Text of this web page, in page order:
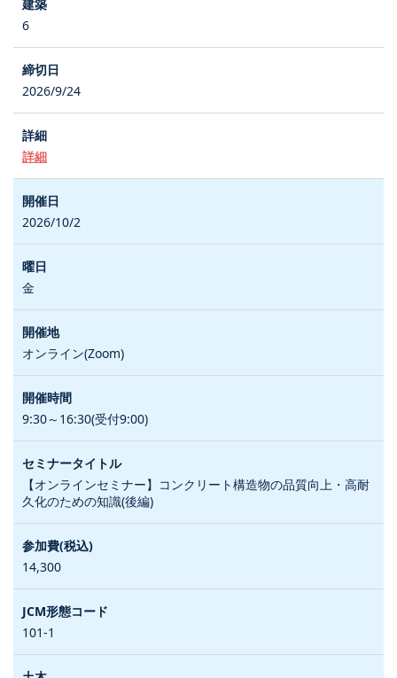
6
2026/9/24
詳細
2026/10/2
金
オンライン(Zoom)
9:30～16:30(受付9:00)
【オンラインセミナー】コンクリート構造物の品質向上・高耐
久化のための知識(後編)
14,300
101-1